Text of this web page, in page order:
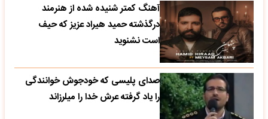
آهنگ کمتر شنیده شده از هنرمند
درگذشته حمید هیراد عزیز که حیف
است نشنوید
صدای پلیسی که خودجوش خوانندگی
را یاد گرفته عرش خدا را میلرزاند